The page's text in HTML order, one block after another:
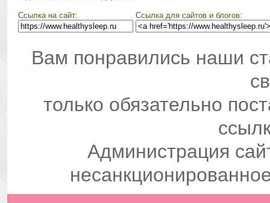
Ссылка на сайт: Ссылка для сайтов и блогов:
Вам понравились наши
только обязательно
Администрация